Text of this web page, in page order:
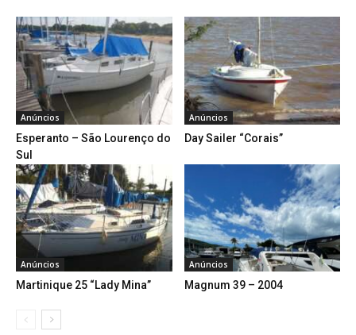
Anúncios
Esperanto – São Lourenço do
Sul
Anúncios
Day Sailer “Corais”
Anúncios
Martinique 25 “Lady Mina”
Anúncios
Magnum 39 – 2004